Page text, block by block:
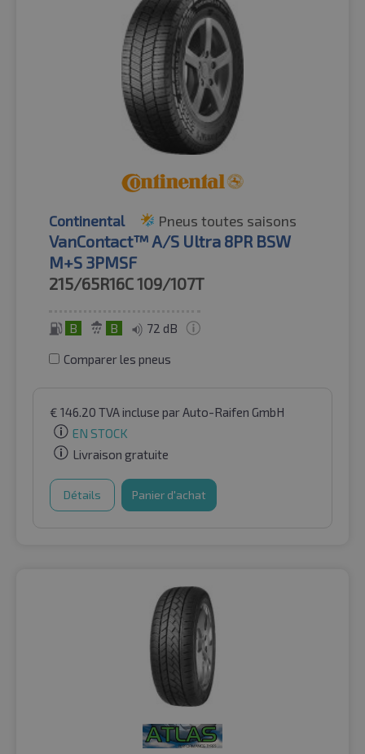
Continental Pneus toutes saisons
VanContact™ A/S Ultra 8PR BSW
M+S 3PMSF
215/65R16C109/107T
B B 72 dB
Comparer les pneus
€ 146.20 TVA incluse par Auto-Raifen GmbH
EN STOCK
Livraison gratuite
Détails Panier d'achat